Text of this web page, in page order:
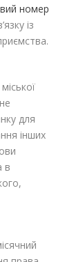
номер
із
для
інших
в